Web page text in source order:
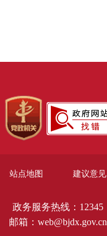
站点地图 建议意见
政务服务热线：12345
邮箱：web@bjdx.gov.cn